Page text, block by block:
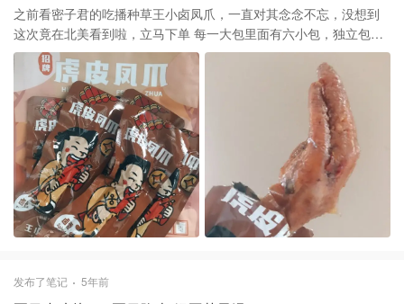
之前看密子君的吃播种草王小卤凤爪，一直对其念念不忘，没想到
这次竟在北美看到啦，立马下单 每一大包里面有六小包，独立包装
干净卫生 不用担心拆了吃不完，每个鸡爪都已经去甲了，王小卤家
的凤爪是经过先炸后卤，特别赞的是这口感，软、糯、嫩，骨头酥
软的，非常入味，越吃越香，个人表示王小卤虎皮凤爪是吃过的爪
子中最好吃最爱的，一个一个不知不觉就啃完一整包，按这吃的速
度～要是有整箱起售就好了
发布了笔记 5年前